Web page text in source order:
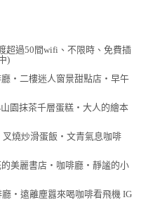
超過50間wifi、不限時、免費插
)
廳‧二樓迷人窗景甜點店‧早午
山園抹茶千層蛋糕‧大人的繪本
叉燒炒滑蛋飯‧文青氣息咖啡
的美麗書店‧咖啡廳‧靜謐的小
廳‧遠離塵囂來喝咖啡看飛機 IG